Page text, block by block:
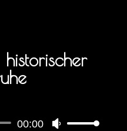
00:00
Use